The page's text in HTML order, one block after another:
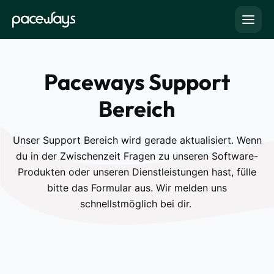
Paceways Support
Bereich
Unser Support Bereich wird gerade aktualisiert. Wenn
du in der Zwischenzeit Fragen zu unseren Software-
Produkten oder unseren Dienstleistungen hast, fülle
bitte das Formular aus. Wir melden uns
schnellstmöglich bei dir.